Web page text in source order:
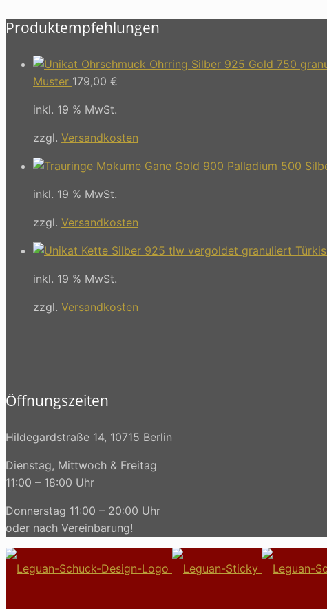
Produktempfehlungen
Muster 179,00 €
inkl. 19 % MwSt.
zzgl. Versandkosten
inkl. 19 % MwSt.
zzgl. Versandkosten
inkl. 19 % MwSt.
zzgl. Versandkosten
Öffnungszeiten
Hildegardstraße 14, 10715 Berlin
Dienstag, Mittwoch & Freitag
11:00 – 18:00 Uhr
Donnerstag 11:00 – 20:00 Uhr
oder nach Vereinbarung!